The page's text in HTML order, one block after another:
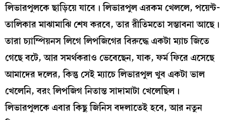
লিভারপুলকে ছাড়িয়ে যাবে। লিভারপুল এরকম খেললে, পয়েন্ট-
তালিকার মাঝামাঝি শেষ করবে, তার রীতিমতো সম্ভাবনা আছে।
তারা চ্যাম্পিয়নস লিগে লিপজিগের বিরুদ্ধে একটা ম্যাচ জিতে
গেছে বটে, আর সমর্থকরাও ভেবেছেন, যাক, ফর্ম ফিরে এসেছে
আমাদের দলের, কিন্তু সেই ম্যাচে লিভারপুল খুব একটা ভাল
খেলেনি, বরং লিপজিগ নিতান্ত সাদামাটা খেলেছিল।
লিভারপুলকে এবার কিছু জিনিস বদলাতেই হবে, আর নতুন